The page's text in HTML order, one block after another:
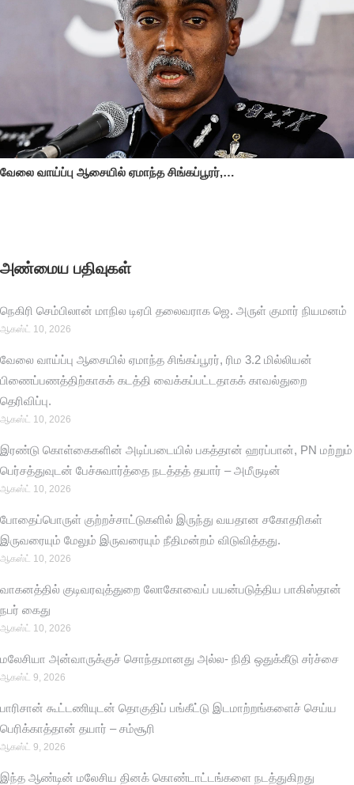
வேலை வாய்ப்பு ஆசையில் ஏமாந்த சிங்கப்பூரர்,…
அண்மைய பதிவுகள்
நெகிரி செம்பிலான் மாநில டிஏபி தலைவராக ஜெ. அருள் குமார் நியமனம்
ஆகஸ்ட் 10, 2026
வேலை வாய்ப்பு ஆசையில் ஏமாந்த சிங்கப்பூரர், ரிம 3.2 மில்லியன்
பிணைப்பணத்திற்காகக் கடத்தி வைக்கப்பட்டதாகக் காவல்துறை
தெரிவிப்பு.
ஆகஸ்ட் 10, 2026
இரண்டு கொள்கைகளின் அடிப்படையில் பகத்தான் ஹரப்பான், PN மற்றும்
பெர்சத்துவுடன் பேச்சுவார்த்தை நடத்தத் தயார் – அமீருடின்
ஆகஸ்ட் 10, 2026
போதைப்பொருள் குற்றச்சாட்டுகளில் இருந்து வயதான சகோதரிகள்
இருவரையும் மேலும் இருவரையும் நீதிமன்றம் விடுவித்தது.
ஆகஸ்ட் 10, 2026
வாகனத்தில் குடிவரவுத்துறை லோகோவைப் பயன்படுத்திய பாகிஸ்தான்
நபர் கைது
ஆகஸ்ட் 10, 2026
மலேசியா அன்வாருக்குச் சொந்தமானது அல்ல- நிதி ஒதுக்கீடு சர்ச்சை
ஆகஸ்ட் 9, 2026
பாரிசான் கூட்டணியுடன் தொகுதிப் பங்கீட்டு இடமாற்றங்களைச் செய்ய
பெரிக்காத்தான் தயார் – சம்சூரி
ஆகஸ்ட் 9, 2026
இந்த ஆண்டின் மலேசிய தினக் கொண்டாட்டங்களை நடத்துகிறது